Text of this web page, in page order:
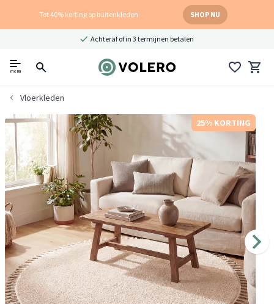
Tot 40% korting op buitenkleden SHOP NU
Achteraf of in 3 termijnen betalen
menu
Vloerkleden
25% KORTING